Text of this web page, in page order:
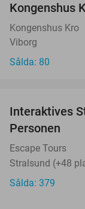
Kongenshus
Kongenshus Kro
Viborg
Sålda: 80
Interaktives
Personen
Escape Tours
Stralsund (+48
Sålda: 379